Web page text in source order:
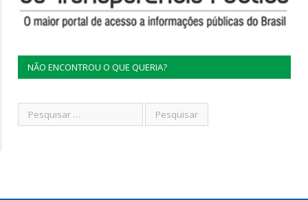
NÃO ENCONTROU O QUE QUERIA?